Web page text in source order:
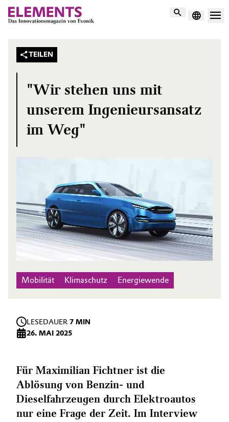
Suche
TEILEN
"Wir stehen uns mit
unserem Ingenieurs­ansatz
im Weg"
Mobilität Klimaschutz Energiewende
LESEDAUER 7 MIN
26. MAI 2025
Für Maximilian Fichtner ist die
Ablösung von Benzin- und
Dieselfahrzeugen durch Elektroautos
nur eine Frage der Zeit. Im Interview